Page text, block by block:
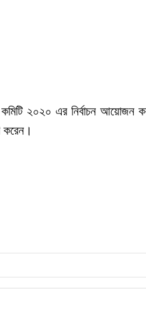
২০২০ এর নির্বাচন আয়োজন
করেন।